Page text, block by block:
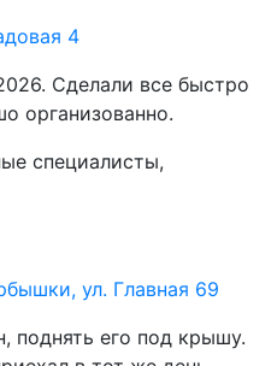
Сделали все быстро
организованно.
специалисты,
поднять его под крышу.